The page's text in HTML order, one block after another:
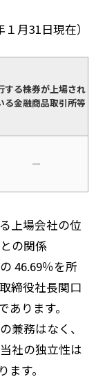
１月31日現在）
する株券が上場され
る金融商品取引所等
―
上場会社の位
の関係
46.69％を所
締役社長関口
ります。
兼務はなく、
社の独立性は
す。